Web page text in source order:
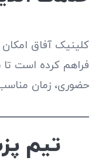
کلینیک آفاق
فراهم کرده است تا
حضوری، زمان
تیم